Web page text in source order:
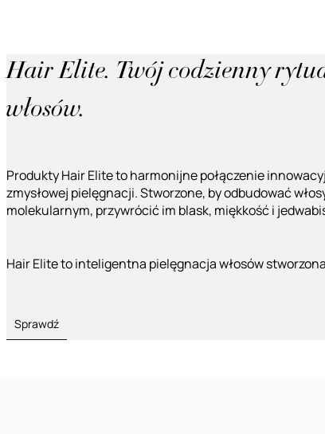
Hair Elite. Twój codzienny
włosów.
Produkty Hair Elite to harmonijne połączenie
zmysłowej pielęgnacji. Stworzone, by odbudować
molekularnym, przywrócić im blask, miękkość i
Hair Elite to inteligentna pielęgnacja włosów
Sprawdź